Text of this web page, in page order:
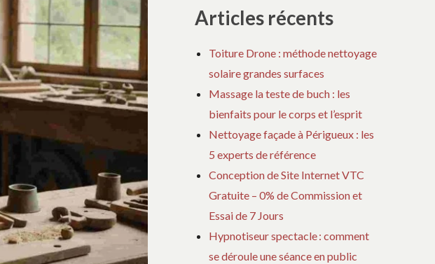
Articles récents
Toiture Drone : méthode nettoyage
solaire grandes surfaces
Massage la teste de buch : les
bienfaits pour le corps et l’esprit
Nettoyage façade à Périgueux : les
5 experts de référence
Conception de Site Internet VTC
Gratuite – 0% de Commission et
Essai de 7 Jours
Hypnotiseur spectacle : comment
se déroule une séance en public